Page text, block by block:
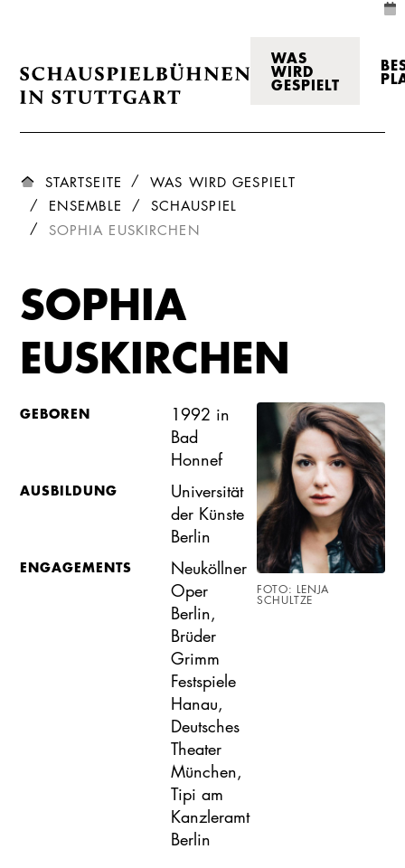
WAS
WIRD
GESPIELT
STARTSEITE
WAS WIRD GESPIELT
ENSEMBLE
SCHAUSPIEL
SOPHIA EUSKIRCHEN
SOPHIA
EUSKIRCHEN
GEBOREN
1992 in
Bad
Honnef
AUSBILDUNG
Universität
der Künste
Berlin
ENGAGEMENTS
Neuköllner
Oper
Berlin,
Brüder
Grimm
Festspiele
Hanau,
Deutsches
Theater
München,
Tipi am
Kanzleramt
Berlin
FOTO: LENJA
SCHULTZE